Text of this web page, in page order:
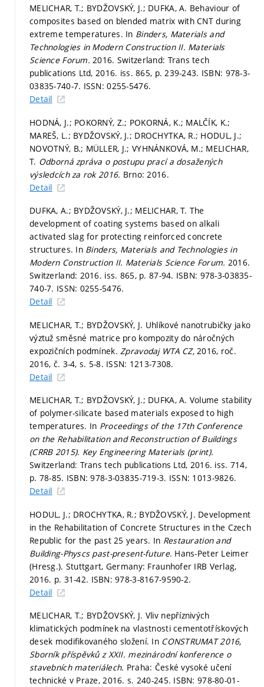
MELICHAR, T.; BYDŽOVSKÝ, J.; DUFKA, A. Behaviour of
composites based on blended matrix with CNT during
extreme temperatures. In Binders, Materials and
Technologies in Modern Construction II. Materials
Science Forum.2016. Switzerland: Trans tech
publications Ltd, 2016. iss. 865, p. 239-243. ISBN: 978-3-
03835-740-7. ISSN: 0255-5476.
Detail
HODNÁ, J.; POKORNÝ, Z.; POKORNÁ, K.; MALČÍK, K.;
MAREŠ, L.; BYDŽOVSKÝ, J.; DROCHYTKA, R.; HODUL, J.;
NOVOTNÝ, B.; MÜLLER, J.; VYHNÁNKOVÁ, M.; MELICHAR,
T. Odborná zpráva o postupu prací a dosažených
výsledcích za rok 2016. Brno: 2016.
Detail
DUFKA, A.; BYDŽOVSKÝ, J.; MELICHAR, T. The
development of coating systems based on alkali
activated slag for protecting reinforced concrete
structures. In Binders, Materials and Technologies in
Modern Construction II. Materials Science Forum. 2016.
Switzerland: 2016. iss. 865, p. 87-94. ISBN: 978-3-03835-
740-7. ISSN: 0255-5476.
Detail
MELICHAR, T.; BYDŽOVSKÝ, J. Uhlíkové nanotrubičky jako
výztuž směsné matrice pro kompozity do náročných
expozičních podmínek.Zpravodaj WTA CZ,2016, roč.
2016, č. 3-4, s. 5-8. ISSN: 1213-7308.
Detail
MELICHAR, T.; BYDŽOVSKÝ, J.; DUFKA, A. Volume stability
of polymer-silicate based materials exposed to high
temperatures. In Proceedings of the 17th Conference
on the Rehabilitation and Reconstruction of Buildings
(CRRB 2015). Key Engineering Materials (print).
Switzerland: Trans tech publications Ltd, 2016. iss. 714,
p. 78-85. ISBN: 978-3-03835-719-3. ISSN: 1013-9826.
Detail
HODUL, J.; DROCHYTKA, R.; BYDŽOVSKÝ, J. Development
in the Rehabilitation of Concrete Structures in the Czech
Republic for the past 25 years. In Restauration and
Building-Physcs past-present-future. Hans-Peter Leimer
(Hresg.). Stuttgart, Germany: Fraunhofer IRB Verlag,
2016. p. 31-42. ISBN: 978-3-8167-9590-2.
Detail
MELICHAR, T.; BYDŽOVSKÝ, J. Vliv nepříznivých
klimatických podmínek na vlastnosti cementotřískových
desek modifikovaného složení. In CONSTRUMAT 2016,
Sborník příspěvků z XXII. mezinárodní konference o
stavebních materiálech. Praha: České vysoké učení
technické v Praze, 2016. s. 240-245. ISBN: 978-80-01-